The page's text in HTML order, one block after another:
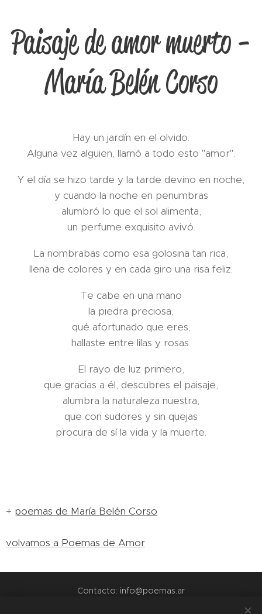
Paisaje de amor muerto -
María Belén Corso
Hay un jardín en el olvido.
Alguna vez alguien, llamó a todo esto "amor".
Y el día se hizo tarde y la tarde devino en noche,
y cuando la noche en penumbras
alumbró lo que el sol alimenta,
un perfume exquisito avivó.
La nombrabas como esa golosina tan rica,
llena de colores y en cada giro una risa feliz.
Te cabe en una mano
la piedra preciosa,
qué afortunado que eres,
hallaste entre lilas y rosas.
El rayo de luz primero,
que gracias a él, descubres el paisaje,
alumbra la naturaleza nuestra,
que con sudores y sin quejas
procura de sí la vida y la muerte.
+ poemas de María Belén Corso
volvamos a Poemas de Amor
Contacto: info@poemas.ar